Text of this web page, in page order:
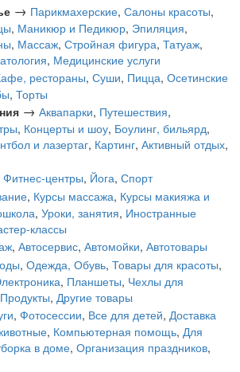
→ Парикмахерские, Салоны красоты,
, Маникюр и Педикюр, Эпиляция,
, Массаж, Стройная фигура, Татуаж,
, Медицинские услуги
рестораны, Суши, Пицца, Осетинские
, Торты
→ Аквапарки, Путешествия,
, Концерты и шоу, Боулинг, бильярд,
и лазертаг, Картинг, Активный отдых,
Фитнес-центры, Йога, Спорт
, Курсы массажа, Курсы макияжа и
, Уроки, занятия, Иностранные
классы
, Автосервис, Автомойки, Автотовары
, Одежда, Обувь, Товары для красоты,
, Планшеты, Чехлы для
Продукты, Другие товары
, Фотосессии, Все для детей, Доставка
, Компьютерная помощь, Для
в доме, Организация праздников,